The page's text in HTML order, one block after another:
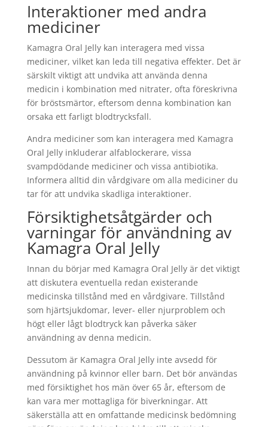
Interaktioner med andra
mediciner
Kamagra Oral Jelly kan interagera med vissa
mediciner, vilket kan leda till negativa effekter. Det är
särskilt viktigt att undvika att använda denna
medicin i kombination med nitrater, ofta föreskrivna
för bröstsmärtor, eftersom denna kombination kan
orsaka ett farligt blodtrycksfall.
Andra mediciner som kan interagera med Kamagra
Oral Jelly inkluderar alfablockerare, vissa
svampdödande mediciner och vissa antibiotika.
Informera alltid din vårdgivare om alla mediciner du
tar för att undvika skadliga interaktioner.
Försiktighetsåtgärder och
varningar för användning av
Kamagra Oral Jelly
Innan du börjar med Kamagra Oral Jelly är det viktigt
att diskutera eventuella redan existerande
medicinska tillstånd med en vårdgivare. Tillstånd
som hjärtsjukdomar, lever- eller njurproblem och
högt eller lågt blodtryck kan påverka säker
användning av denna medicin.
Dessutom är Kamagra Oral Jelly inte avsedd för
användning på kvinnor eller barn. Det bör användas
med försiktighet hos män över 65 år, eftersom de
kan vara mer mottagliga för biverkningar. Att
säkerställa att en omfattande medicinsk bedömning